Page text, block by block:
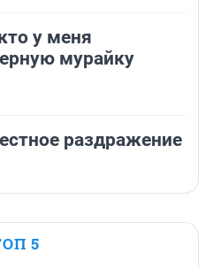
у меня
мурайку
раздражение
5